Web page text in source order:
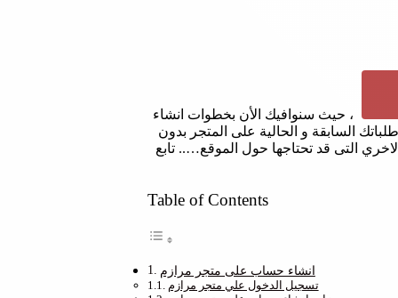
، حيث سنوافيك الأن بخطوات انشاء
السابقة و الحالية على المتجر بدون
التى قد تحتاجها حول الموقع….. تابع
Table of Contents
انشاء حساب على متجر مرازم
تسجيل الدخول علي متجر مرازم